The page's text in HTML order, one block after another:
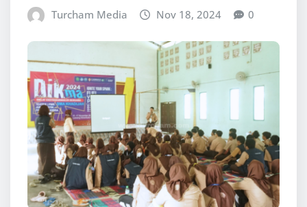
Turcham Media Nov 18, 2024 0